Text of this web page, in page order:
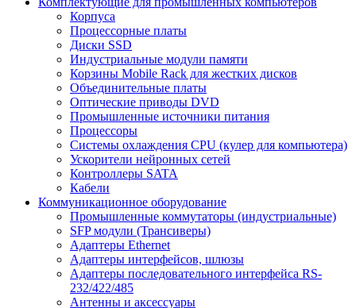
Корпуса
Процессорные платы
Диски SSD
Индустриальные модули памяти
Корзины Mobile Rack для жестких дисков
Объединительные платы
Оптические приводы DVD
Промышленные источники питания
Процессоры
Системы охлаждения CPU (кулер для компьютера)
Ускорители нейронных сетей
Контроллеры SATA
Кабели
Коммуникационное оборудование
Промышленные коммутаторы (индустриальные)
SFP модули (Трансиверы)
Адаптеры Ethernet
Адаптеры интерфейсов, шлюзы
Адаптеры последовательного интерфейса RS-
232/422/485
Антенны и аксессуары